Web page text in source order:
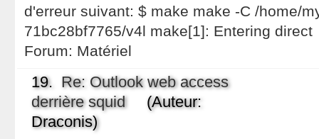
d'erreur suivant: $ make make -C /home/
71bc28bf7765/v4l make[1]: Entering direct
Forum: Matériel
19. Re: Outlook web access
derrière squid(Auteur:
Draconis)